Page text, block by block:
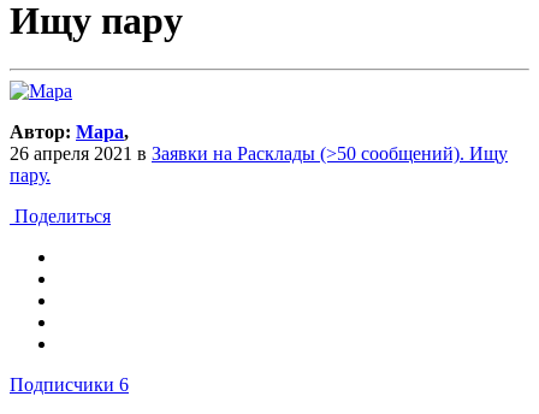
Ищу пару
Автор: Мара,
26 апреля 2021 в Заявки на Расклады (>50 сообщений). Ищу
пару.
Поделиться
Подписчики 6